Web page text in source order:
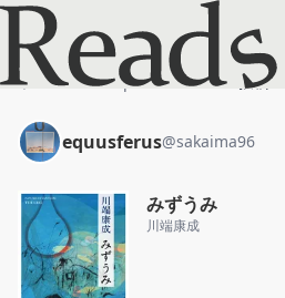
equusferus"みずうみ
ホーム equusferus 投稿
equusferus@sakaima96
みずうみ
川端康成